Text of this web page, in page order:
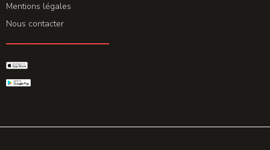
Mentions légales
Nous contacter